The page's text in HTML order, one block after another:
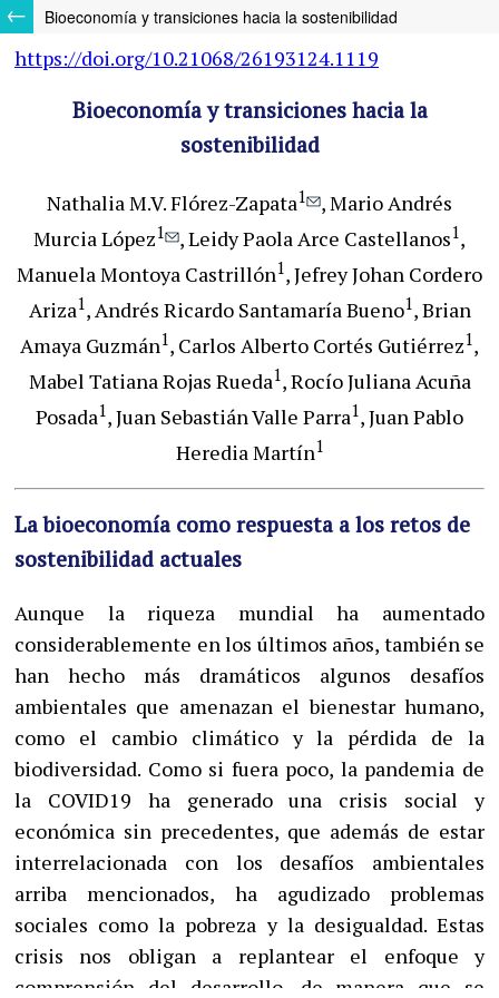
Bioeconomía y transiciones hacia la sostenibilidad